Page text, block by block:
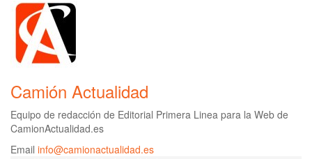
Camión Actualidad
Equipo de redacción de Editorial Primera Linea para la Web de
CamionActualidad.es
Email info@camionactualidad.es